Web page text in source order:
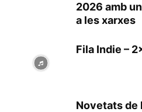
2026 amb
a les xarxes
Fila Indie –
Novetats de